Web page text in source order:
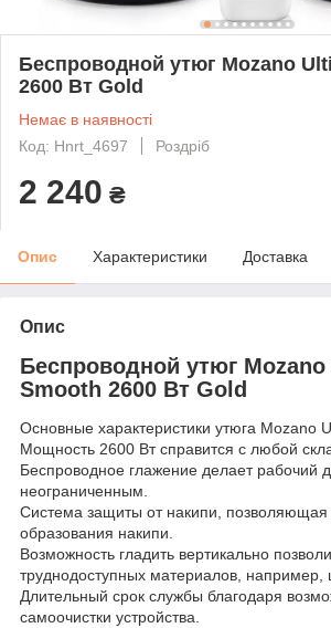
Беспроводной утюг Mozano
2600 Вт Gold
Немає в наявності
Код: Hnrt_4697
Роздріб
2 240 ₴
Опис Характеристики Доставка
Опис
Беспроводной утюг
Smooth 2600 Вт Gold
Основные характеристики утюга Mozano
Мощность 2600 Вт справится с любой
Беспроводное глажение делает рабочий
неограниченным.
Система защиты от накипи, позволяющая
образования накипи.
Возможность гладить вертикально
труднодоступных материалов, например,
Длительный срок службы благодаря
самоочистки устройства.